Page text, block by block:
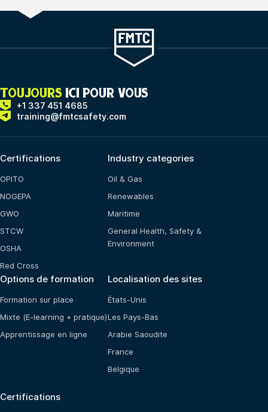
TOUJOURS ICI POUR VOUS
+1 337 451 4685
training@fmtcsafety.com
Certifications
OPITO
NOGEPA
GWO
STCW
OSHA
Red Cross
Industry categories
Oil & Gas
Renewables
Maritime
General Health, Safety &
Environment
Options de formation
Formation sur place
Mixte (E-learning + pratique)
Apprentissage en ligne
Localisation des sites
États-Unis
Les Pays-Bas
Arabie Saoudite
France
Belgique
Certifications